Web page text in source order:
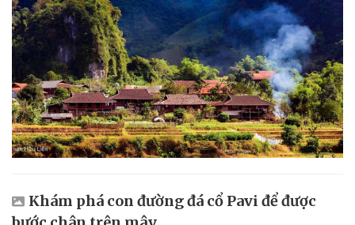
Khám phá con đường đá cổ Pavi để được